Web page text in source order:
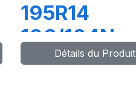
195R14
106/104N
DV82Détails du Produit